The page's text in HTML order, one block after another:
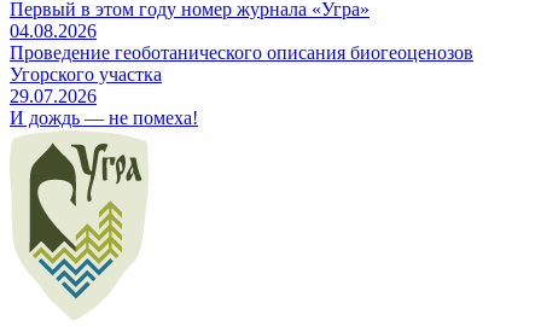
Первый в этом году номер журнала «Угра»
04.08.2026
Проведение геоботанического описания биогеоценозов
Угорского участка
29.07.2026
И дождь — не помеха!